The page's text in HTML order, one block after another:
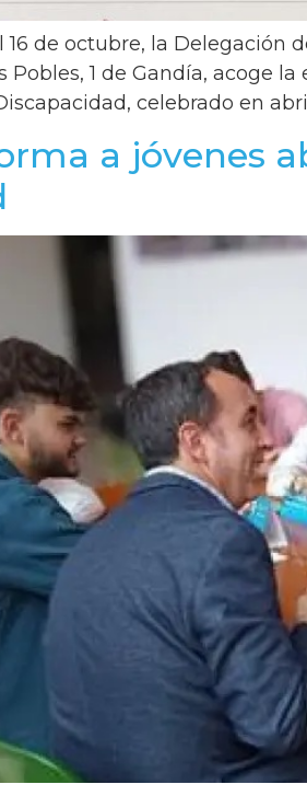
16 de octubre, la Delegación
Pobles, 1 de Gandía, acoge
celebrado en
a jóvenes